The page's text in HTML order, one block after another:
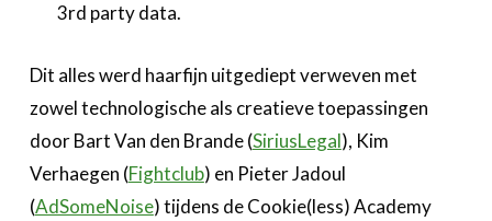
3rd party data.
Dit alles werd haarfijn uitgediept verweven met
zowel technologische als creatieve toepassingen
door Bart Van den Brande (SiriusLegal), Kim
Verhaegen (Fightclub) en Pieter Jadoul
(AdSomeNoise) tijdens de Cookie(less) Academy